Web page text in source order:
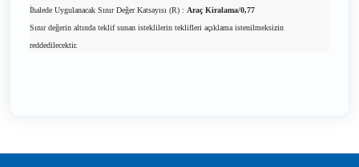
İhalede Uygulanacak Sınır Değer Katsayısı (R) : Araç Kiralama/0,77
Sınır değerin altında teklif sunan isteklilerin teklifleri açıklama istenilmeksizin
reddedilecektir.